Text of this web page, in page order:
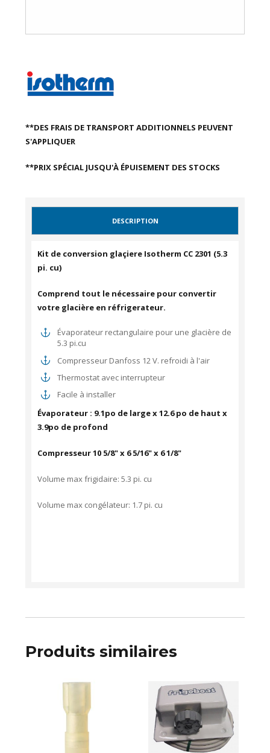
**DES FRAIS DE TRANSPORT ADDITIONNELS PEUVENT
S'APPLIQUER
**PRIX SPÉCIAL JUSQU'À ÉPUISEMENT DES STOCKS
DESCRIPTION
Kit de conversion glaçiere Isotherm CC 2301 (5.3
pi. cu)
Comprend tout le nécessaire pour convertir
votre glacière en réfrigerateur.
Évaporateur rectangulaire pour une glacière de
5.3 pi.cu
Compresseur Danfoss 12 V. refroidi à l'air
Thermostat avec interrupteur
Facile à installer
Évaporateur : 9.1po de large x 12.6 po de haut x
3.9po de profond
Compresseur 10 5/8" x 6 5/16" x 6 1/8"
Volume max frigidaire: 5.3 pi. cu
Volume max congélateur: 1.7 pi. cu
Produits similaires